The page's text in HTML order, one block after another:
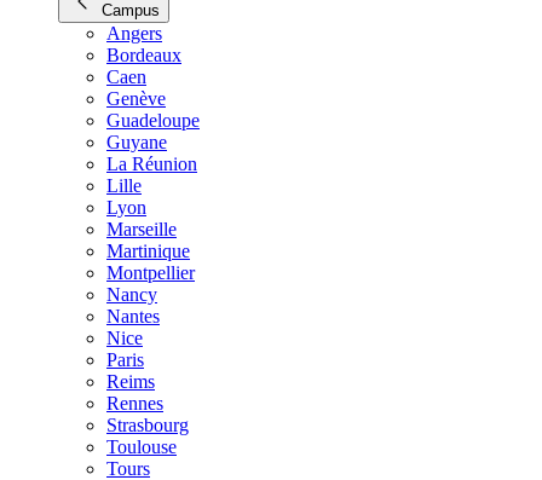
Campus
Angers
Bordeaux
Caen
Genève
Guadeloupe
Guyane
La Réunion
Lille
Lyon
Marseille
Martinique
Montpellier
Nancy
Nantes
Nice
Paris
Reims
Rennes
Strasbourg
Toulouse
Tours